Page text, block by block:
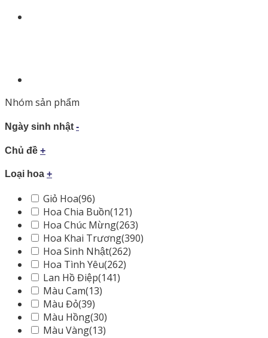
Nhóm sản phẩm
Ngày sinh nhật -
Chủ đề +
Loại hoa +
Giỏ Hoa(96)
Hoa Chia Buồn(121)
Hoa Chúc Mừng(263)
Hoa Khai Trương(390)
Hoa Sinh Nhật(262)
Hoa Tình Yêu(262)
Lan Hồ Điệp(141)
Màu Cam(13)
Màu Đỏ(39)
Màu Hồng(30)
Màu Vàng(13)